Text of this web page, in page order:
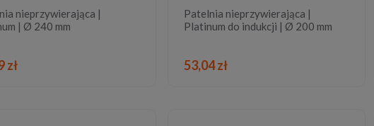
nieprzywierająca |
| Ø 240 mm
zł
Patelnia nieprzywierająca |
Platinum do indukcji | Ø 200 mm
53,04 zł